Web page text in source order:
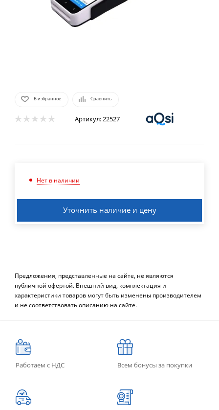
В избранное Сравнить
Артикул:22527
Нет в наличии
Уточнить наличие и цену
Предложения, представленные на сайте, не являются
публичной офертой. Внешний вид, комплектация и
характеристики товаров могут быть изменены производителем
и не соответствовать описанию на сайте.
Работаем с НДС Всем бонусы за покупки